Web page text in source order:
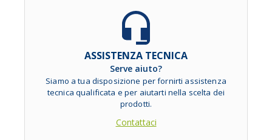
ASSISTENZA TECNICA
Serve aiuto?
Siamo a tua disposizione per fornirti assistenza
tecnica qualificata e per aiutarti nella scelta dei
prodotti.
Contattaci